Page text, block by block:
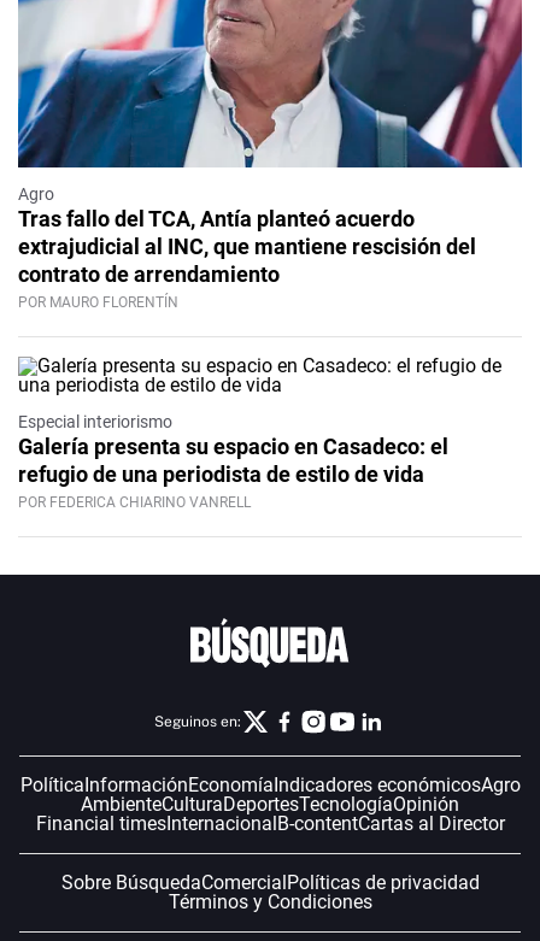
Agro
Tras fallo del TCA, Antía planteó acuerdo
extrajudicial al INC, que mantiene rescisión del
contrato de arrendamiento
POR MAURO FLORENTÍN
Especial interiorismo
Galería presenta su espacio en Casadeco: el
refugio de una periodista de estilo de vida
POR FEDERICA CHIARINO VANRELL
Seguinos en:
PolíticaInformaciónEconomíaIndicadores económicosAgro
AmbienteCulturaDeportesTecnologíaOpinión
Financial timesInternacionalB-contentCartas al Director
Sobre BúsquedaComercialPolíticas de privacidad
Términos y Condiciones